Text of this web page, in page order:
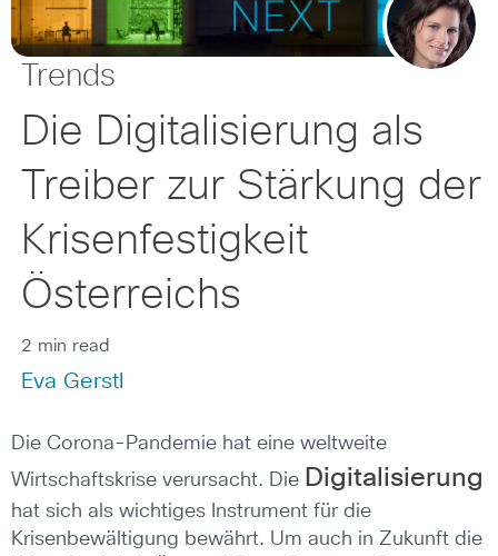
Trends
Die Digitalisierung als
Treiber zur Stärkung der
Krisenfestigkeit
Österreichs
2 min read
Eva Gerstl
Die Corona-Pandemie hat eine weltweite
Wirtschaftskrise verursacht. Die Digitalisierung
hat sich als wichtiges Instrument für die
Krisenbewältigung bewährt. Um auch in Zukunft die